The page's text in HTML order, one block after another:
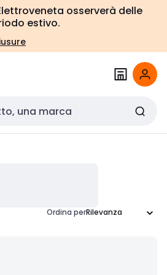
osserverà delle
estivo.
Ordina per